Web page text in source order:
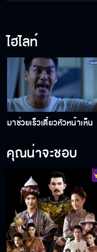
ไฮไลท์
มาช่วยเร็วเดี๋ยวหัวหน้าเห็น
คุณน่าจะชอบ